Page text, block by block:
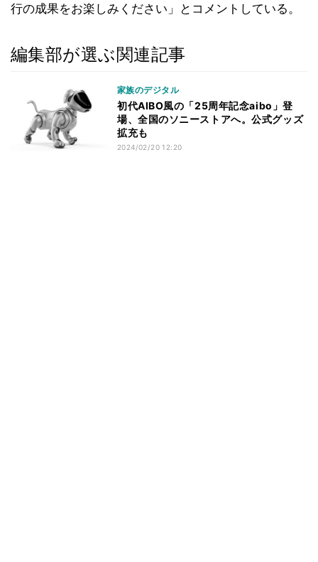
行の成果をお楽しみください」とコメントしている。
編集部が選ぶ関連記事
家族のデジタル
初代AIBO風の「25周年記念aibo」登
場、全国のソニーストアへ。公式グッズ
拡充も
2024/02/20 12:20